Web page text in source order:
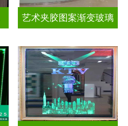
艺术夹胶图案渐变玻璃